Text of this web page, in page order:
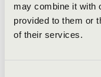
may combine it with
provided to them or
of their services.
Együttműködő
Központ, és a